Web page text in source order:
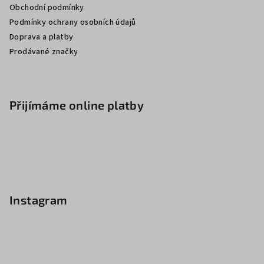
Obchodní podmínky
Podmínky ochrany osobních údajů
Doprava a platby
Prodávané značky
Přijímáme online platby
Instagram